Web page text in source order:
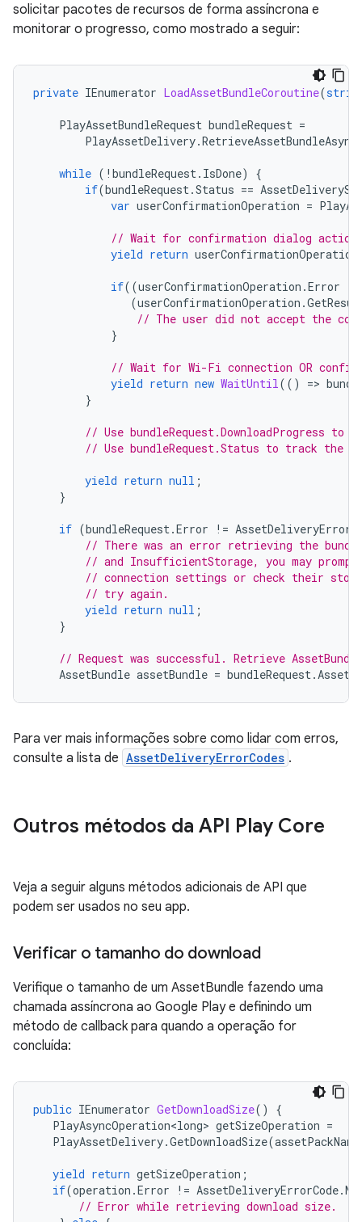
solicitar pacotes de recursos de forma assíncrona e
monitorar o progresso, como mostrado a seguir:
private IEnumerator LoadAssetBundleCoroutine(
PlayAssetBundleRequest bundleRequest =
PlayAssetDelivery.RetrieveAssetBundleAsync
while ( ! bundleRequest . IsDone)
{
if(bundleRequest .Status ==
var userConfirmationOperation =
// Wait for confirmation dialog
yield return userConfirmationOperation
if((userConfirmationOperation .Error
(userConfirmationOperation .
// The user did not accept the
}
// Wait for Wi-Fi connection OR
yield return new WaitUntil (() =>
}
// Use bundleRequest.DownloadProgress to
// Use bundleRequest.Status to track the
yield return null ;
}
if (bundleRequest .Error !=
// There was an error retrieving the
// and InsufficientStorage, you may
// connection settings or check their
// try again.
yield return null ;
}
// Request was successful. Retrieve
AssetBundle assetBundle = bundleRequest .
Para ver mais informações sobre como lidar com erros,
consulte a lista de AssetDeliveryErrorCodes .
Outros métodos da API Play Core
Veja a seguir alguns métodos adicionais de API que
podem ser usados no seu app.
Verificar o tamanho do download
Verifique o tamanho de um AssetBundle fazendo uma
chamada assíncrona ao Google Play e definindo um
método de callback para quando a operação for
concluída:
public IEnumerator GetDownloadSize()
{
PlayAsyncOperation<long> getSizeOperation =
PlayAssetDelivery.GetDownloadSize(assetPackName
yield return getSizeOperation ;
if(operation .Error != AssetDeliveryErrorCode.
// Error while retrieving download size.